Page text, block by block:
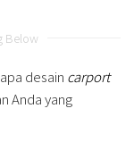
Below
desain carport
Anda yang